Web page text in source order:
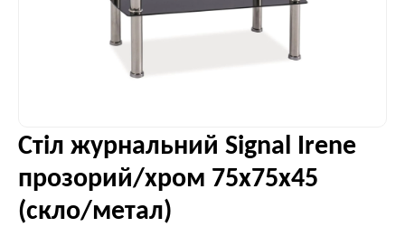
Стіл журнальний Signal Irene
прозорий/хром 75х75х45
(скло/метал)